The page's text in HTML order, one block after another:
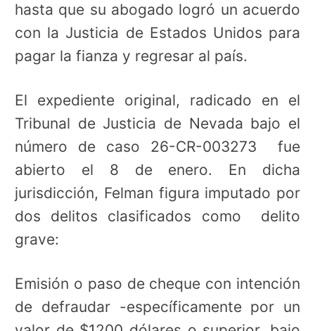
hasta que su abogado logró un acuerdo
con la Justicia de Estados Unidos para
pagar la fianza y regresar al país.
El expediente original, radicado en el
Tribunal de Justicia de Nevada bajo el
número de caso 26-CR-003273 fue
abierto el 8 de enero. En dicha
jurisdicción, Felman figura imputado por
dos delitos clasificados como delito
grave:
Emisión o paso de cheque con intención
de defraudar -específicamente por un